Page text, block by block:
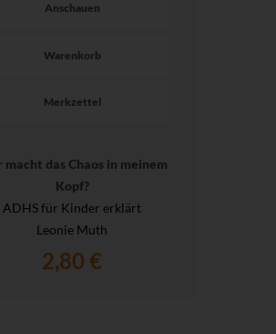
Anschauen
Warenkorb
Merkzettel
macht das Chaos in meinem
Kopf?
ADHS für Kinder erklärt
Leonie Muth
2,80 €